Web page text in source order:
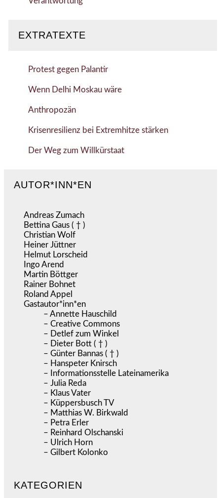
EXTRATEXTE
Protest gegen Palantir
Wenn Delhi Moskau wäre
Anthropozän
Krisenresilienz bei Extremhitze stärken
Der Weg zum Willkürstaat
AUTOR*INN*EN
Andreas Zumach
Bettina Gaus ( † )
Christian Wolf
Heiner Jüttner
Helmut Lorscheid
Ingo Arend
Martin Böttger
Rainer Bohnet
Roland Appel
Gastautor*inn*en
– Annette Hauschild
– Creative Commons
– Detlef zum Winkel
– Dieter Bott ( † )
– Günter Bannas ( † )
– Hanspeter Knirsch
– Informationsstelle Lateinamerika
– Julia Reda
– Klaus Vater
– Küppersbusch TV
– Matthias W. Birkwald
– Petra Erler
– Reinhard Olschanski
– Ulrich Horn
– Gilbert Kolonko
KATEGORIEN